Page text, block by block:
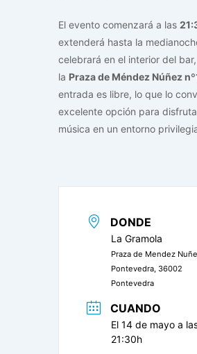
El evento comenzará a las
extenderá hasta la
celebrará en el interior del
la Praza de Méndez Núñez
entrada es libre, lo que lo
excelente opción para
música en un entorno
DONDE
La Gramola
Praza de Mendez
Pontevedra, 36002
Pontevedra
CUANDO
El 14 de mayo a
21:30h